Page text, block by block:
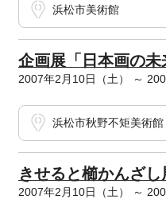
浜松市美術館
企画展「日本画の未
2007年2月10日（土） ～
浜松市秋野不矩美術館
きせると櫛かんざし
2007年2月10日（土） ～